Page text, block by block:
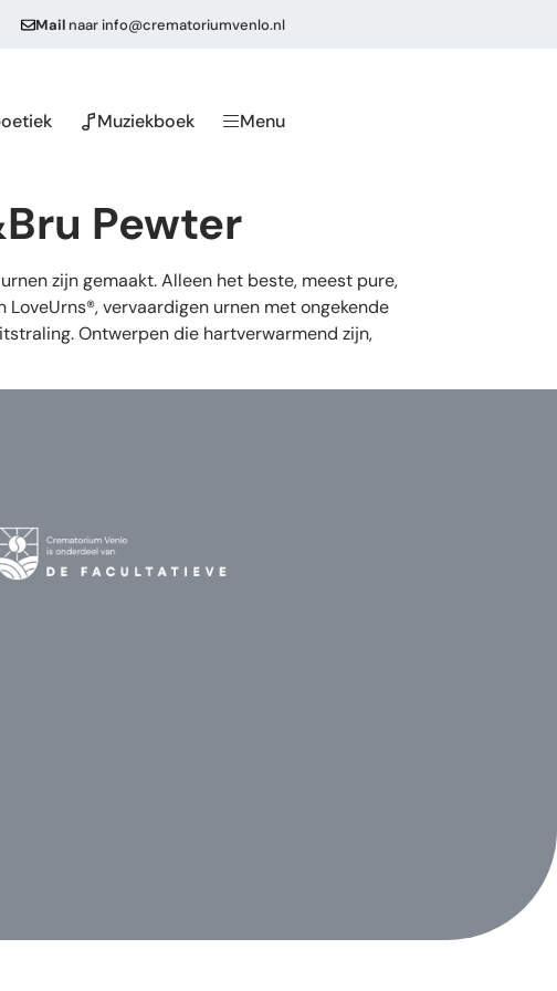
Mail naarinfo@crematoriumvenlo.nl
Muziekboek Menu
Pewter
zijn gemaakt. Alleen het beste, meest pure,
vervaardigen urnen met ongekende
Ontwerpen die hartverwarmend zijn,